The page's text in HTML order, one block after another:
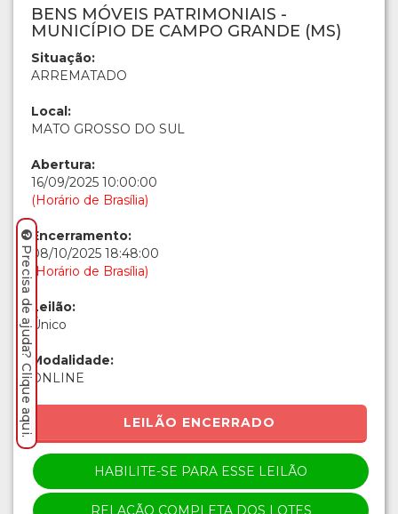
BENS MÓVEIS PATRIMONIAIS -
MUNICÍPIO DE CAMPO GRANDE (MS)
Situação:
ARREMATADO
Local:
MATO GROSSO DO SUL
Abertura:
16/09/2025 10:00:00
(Horário de Brasília)
Encerramento:
08/10/2025 18:48:00
(Horário de Brasília)
Leilão:
Único
Modalidade:
ONLINE
LEILÃO ENCERRADO
HABILITE-SE PARA ESSE LEILÃO
RELAÇÃO COMPLETA DOS LOTES
Precisa de ajuda? Clique aqui.